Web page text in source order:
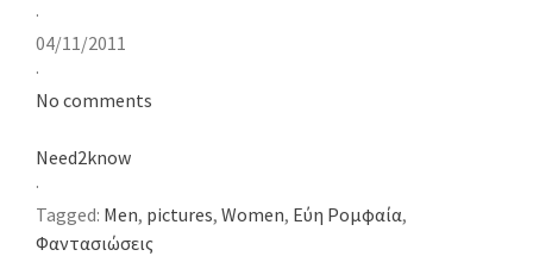
·
04/11/2011
·
No comments
Need2know
·
Tagged: Men, pictures, Women, Εύη Ρομφαία,
Φαντασιώσεις